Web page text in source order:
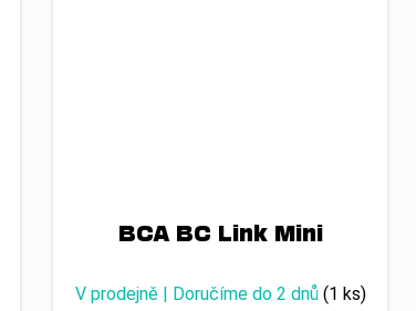
BCA BC Link Mini
V prodejně | Doručíme do 2 dnů (1 ks)